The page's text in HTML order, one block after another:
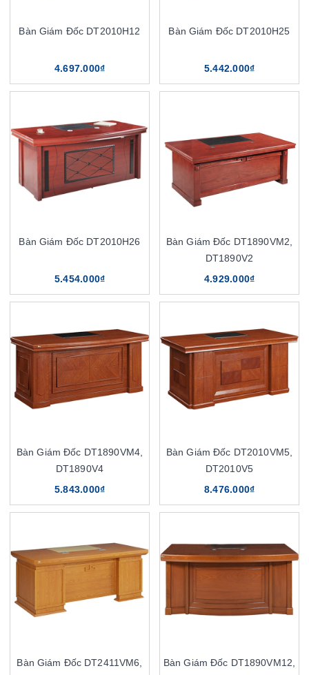
Bàn Giám Đốc DT2010H12
4.697.000₫
Bàn Giám Đốc DT2010H25
5.442.000₫
Bàn Giám Đốc DT2010H26
5.454.000₫
Bàn Giám Đốc DT1890VM2,
DT1890V2
4.929.000₫
Bàn Giám Đốc DT1890VM4,
DT1890V4
5.843.000₫
Bàn Giám Đốc DT2010VM5,
DT2010V5
8.476.000₫
Bàn Giám Đốc DT2411VM6,
Bàn Giám Đốc DT1890VM12,